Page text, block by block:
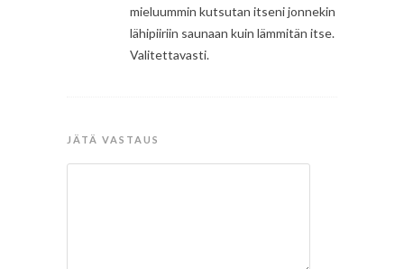
mieluummin kutsutan itseni jonnekin
lähipiiriin saunaan kuin lämmitän itse.
Valitettavasti.
JÄTÄ VASTAUS